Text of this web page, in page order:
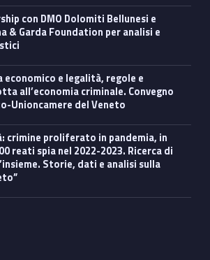
& Garda Foundation per analisi e
all’economia criminale. Convegno
Unioncamere del Veneto
reati spia nel 2022-2023. Ricerca di
Storie, dati e analisi sulla